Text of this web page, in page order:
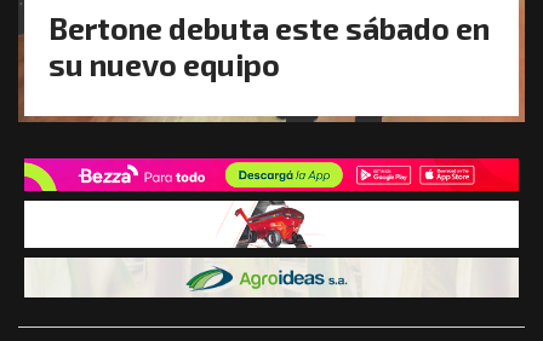
Bertone debuta este sábado en
su nuevo equipo